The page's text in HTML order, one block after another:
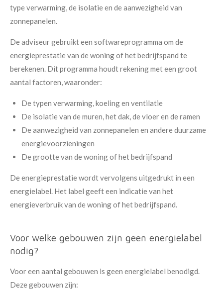
type verwarming, de isolatie en de aanwezigheid van
zonnepanelen.
De adviseur gebruikt een softwareprogramma om de
energieprestatie van de woning of het bedrijfspand te
berekenen. Dit programma houdt rekening met een groot
aantal factoren, waaronder:
De typen verwarming, koeling en ventilatie
De isolatie van de muren, het dak, de vloer en de ramen
De aanwezigheid van zonnepanelen en andere duurzame
energievoorzieningen
De grootte van de woning of het bedrijfspand
De energieprestatie wordt vervolgens uitgedrukt in een
energielabel. Het label geeft een indicatie van het
energieverbruik van de woning of het bedrijfspand.
Voor welke gebouwen zijn geen energielabel
nodig?
Voor een aantal gebouwen is geen energielabel benodigd.
Deze gebouwen zijn: